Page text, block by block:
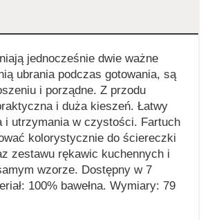
jednocześnie dwie ważne
ubrania podczas gotowania, są
i porządne. Z przodu
i duża kieszeń. Łatwy
i utrzymania w czystości. Fartuch
kolorystycznie do ściereczki
zestawu rękawic kuchennych i
wzorze. Dostępny w 7
100% bawełna. Wymiary: 79